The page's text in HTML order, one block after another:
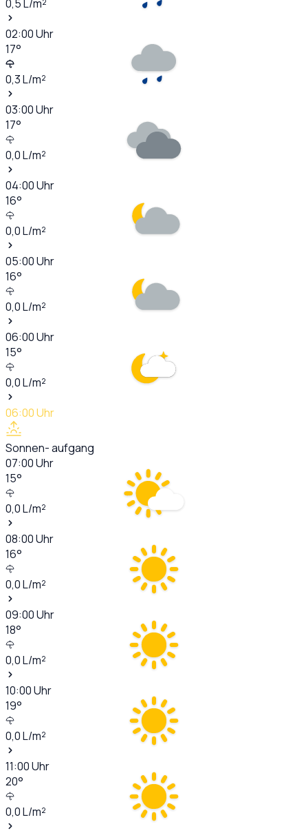
0,5 L/m²
02:00Uhr
17°
0,3L/m²
03:00Uhr
17°
0,0L/m²
04:00Uhr
16°
0,0L/m²
05:00Uhr
16°
0,0L/m²
06:00Uhr
15°
0,0L/m²
06:00Uhr
Sonnen- aufgang
07:00Uhr
15°
0,0L/m²
08:00Uhr
16°
0,0L/m²
09:00Uhr
18°
0,0L/m²
10:00Uhr
19°
0,0L/m²
11:00Uhr
20°
0,0L/m²